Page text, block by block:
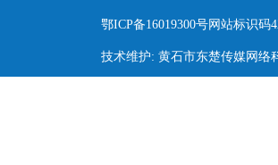
鄂ICP备16019300号网站标识码
技术维护: 黄石市东楚传媒网络